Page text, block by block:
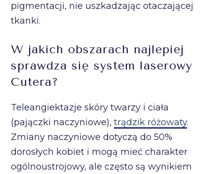
pigmentacji, nie uszkadzając otaczającej
tkanki.
W jakich obszarach najlepiej
sprawdza się system laserowy
Cutera?
Teleangiektazje skóry twarzy i ciała
(pajączki naczyniowe),trądzik różowaty.
Zmiany naczyniowe dotyczą do 50%
dorosłych kobiet i mogą mieć charakter
ogólnoustrojowy, ale często są wynikiem